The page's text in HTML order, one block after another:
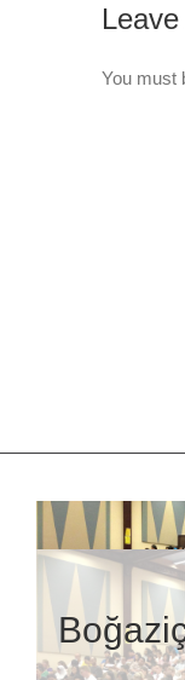
You must